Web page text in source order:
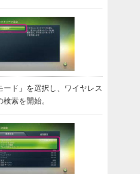
ード」を選択し、ワイヤレス
索を開始。